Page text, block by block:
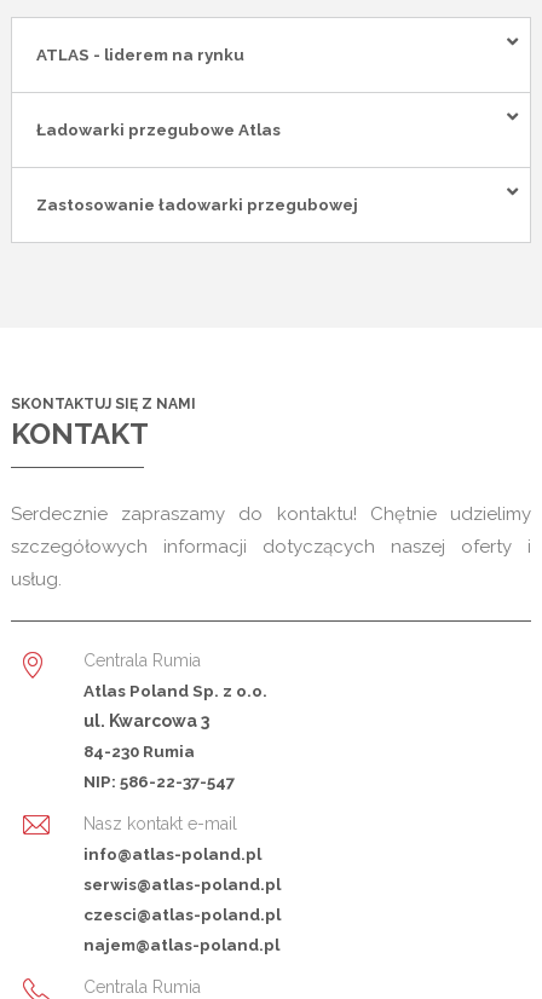
ATLAS - liderem na rynku
Ładowarki przegubowe Atlas
Zastosowanie ładowarki przegubowej
KONTAKT
SKONTAKTUJ SIĘ Z NAMI
Serdecznie zapraszamy do kontaktu! Chętnie udzielimy
szczegółowych informacji dotyczących naszej oferty i
usług.
Centrala Rumia
Atlas Poland Sp. z o.o.
ul. Kwarcowa 3
84-230 Rumia
NIP: 586-22-37-547
Nasz kontakt e-mail
info@atlas-poland.pl
serwis@atlas-poland.pl
czesci@atlas-poland.pl
najem@atlas-poland.pl
Centrala Rumia